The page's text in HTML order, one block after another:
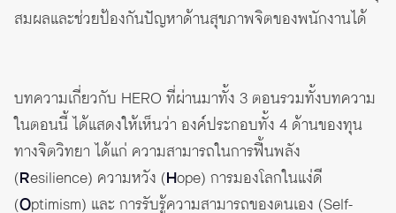
สมผลและช่วยป้องกันปัญหาด้านสุขภาพจิตของพนักงานได้
บทความเกี่ยวกับ HERO ที่ผ่านมาทั้ง 3 ตอนรวมทั้งบทความ
ในตอนนี้ ได้แสดงให้เห็นว่า องค์ประกอบทั้ง 4 ด้านของทุน
ทางจิตวิทยา ได้แก่ ความสามารถในการฟื้นพลัง
(Resilience) ความหวัง (Hope) การมองโลกในแง่ดี
(Optimism) และ การรับรู้ความสามารถของตนเอง (Self-